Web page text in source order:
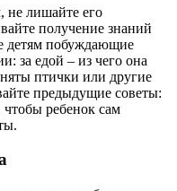
не лишайте его
получение знаний
детям побуждающие
за едой – из чего она
птички или другие
предыдущие советы:
чтобы ребенок сам